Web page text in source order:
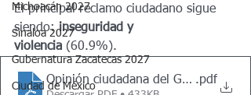
Michoacán 2027
Sinaloa 2027
Gubernatura Zacatecas 2027
Ciudad de México
El principal reclamo ciudadano sigue
siendo: inseguridad y
violencia (60.9%).
Opinión ciudadana del Gobierno
.pdf